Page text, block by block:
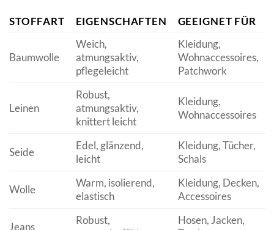
STOFFART EIGENSCHAFTEN GEEIGNET FÜR
Baumwolle
Weich,
atmungsaktiv,
pflegeleicht
Kleidung,
Wohnaccessoires,
Patchwork
Leinen
Robust,
atmungsaktiv,
knittert leicht
Kleidung,
Wohnaccessoires
Seide
Edel, glänzend,
leicht
Kleidung, Tücher,
Schals
Wolle
Warm, isolierend,
elastisch
Kleidung, Decken,
Accessoires
Jeans
Robust,
Hosen, Jacken,